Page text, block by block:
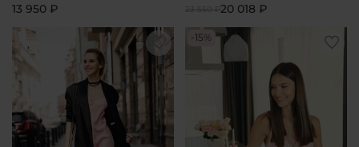
13 950 ₽
23 550 ₽20 018 ₽
-15%